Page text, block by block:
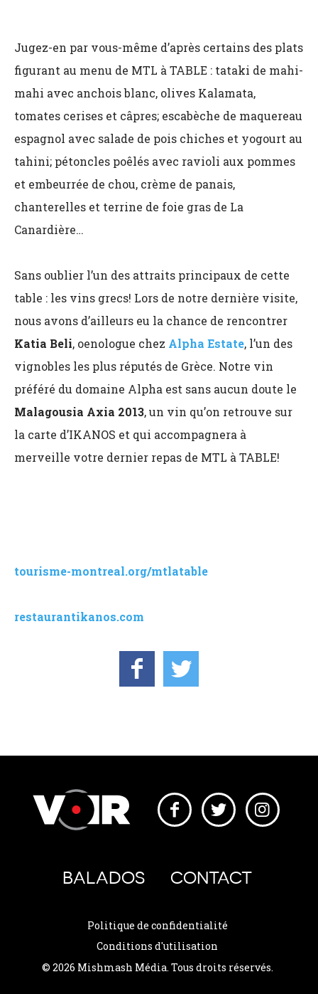
Jugez-en par vous-même d’après certains des plats
figurant au menu de MTL à TABLE : tataki de mahi-
mahi avec anchois blanc, olives Kalamata,
tomates cerises et câpres; escabèche de maquereau
espagnol avec salade de pois chiches et yogourt au
tahini; pétoncles poêlés avec ravioli aux pommes
et embeurrée de chou, crème de panais,
chanterelles et terrine de foie gras de La
Canardière…
Sans oublier l’un des attraits principaux de cette
table : les vins grecs! Lors de notre dernière visite,
nous avons d’ailleurs eu la chance de rencontrer
Katia Beli, oenologue chez Alpha Estate, l’un des
vignobles les plus réputés de Grèce. Notre vin
préféré du domaine Alpha est sans aucun doute le
Malagousia Axia 2013, un vin qu’on retrouve sur
la carte d’IKANOS et qui accompagnera à
merveille votre dernier repas de MTL à TABLE!
tourisme-montreal.org/mtlatable
restaurantikanos.com
BALADOS CONTACT
Politique de confidentialité
Conditions d'utilisation
© 2026 Mishmash Média. Tous droits réservés.